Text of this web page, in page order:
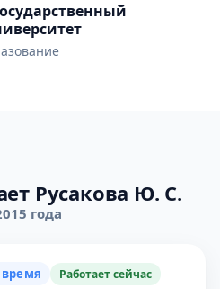
Русакова Ю. С.
года
время Работает сейчас